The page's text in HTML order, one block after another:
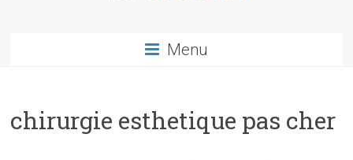
Menu
chirurgie esthetique pas cher